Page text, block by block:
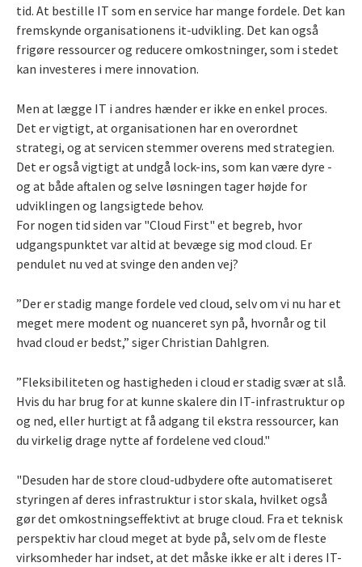
tid. At bestille IT som en service har mange fordele. Det kan
fremskynde organisationens it-udvikling. Det kan også
frigøre ressourcer og reducere omkostninger, som i stedet
kan investeres i mere innovation.
Men at lægge IT i andres hænder er ikke en enkel proces.
Det er vigtigt, at organisationen har en overordnet
strategi, og at servicen stemmer overens med strategien.
Det er også vigtigt at undgå lock-ins, som kan være dyre -
og at både aftalen og selve løsningen tager højde for
udviklingen og langsigtede behov.
For nogen tid siden var "Cloud First" et begreb, hvor
udgangspunktet var altid at bevæge sig mod cloud. Er
pendulet nu ved at svinge den anden vej?
”Der er stadig mange fordele ved cloud, selv om vi nu har et
meget mere modent og nuanceret syn på, hvornår og til
hvad cloud er bedst,” siger Christian Dahlgren.
”Fleksibiliteten og hastigheden i cloud er stadig svær at slå.
Hvis du har brug for at kunne skalere din IT-infrastruktur op
og ned, eller hurtigt at få adgang til ekstra ressourcer, kan
du virkelig drage nytte af fordelene ved cloud."
"Desuden har de store cloud-udbydere ofte automatiseret
styringen af deres infrastruktur i stor skala, hvilket også
gør det omkostningseffektivt at bruge cloud. Fra et teknisk
perspektiv har cloud meget at byde på, selv om de fleste
virksomheder har indset, at det måske ikke er alt i deres IT-